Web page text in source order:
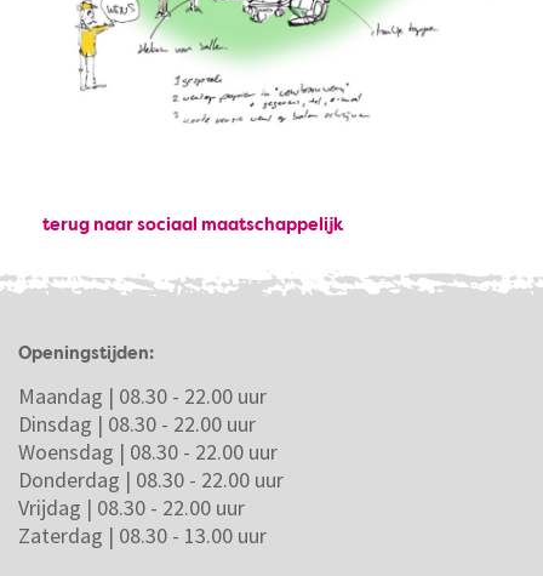
terug naar sociaal maatschappelijk
Openingstijden:
Maandag | 08.30 - 22.00 uur
Dinsdag | 08.30 - 22.00 uur
Woensdag | 08.30 - 22.00 uur
Donderdag | 08.30 - 22.00 uur
Vrijdag | 08.30 - 22.00 uur
Zaterdag | 08.30 - 13.00 uur